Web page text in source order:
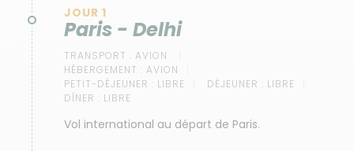
JOUR 1
Paris - Delhi
TRANSPORT : AVION
HÉBERGEMENT : AVION
PETIT-DÉJEUNER : LIBRE DÉJEUNER : LIBRE
DÎNER : LIBRE
Vol international au départ de Paris.